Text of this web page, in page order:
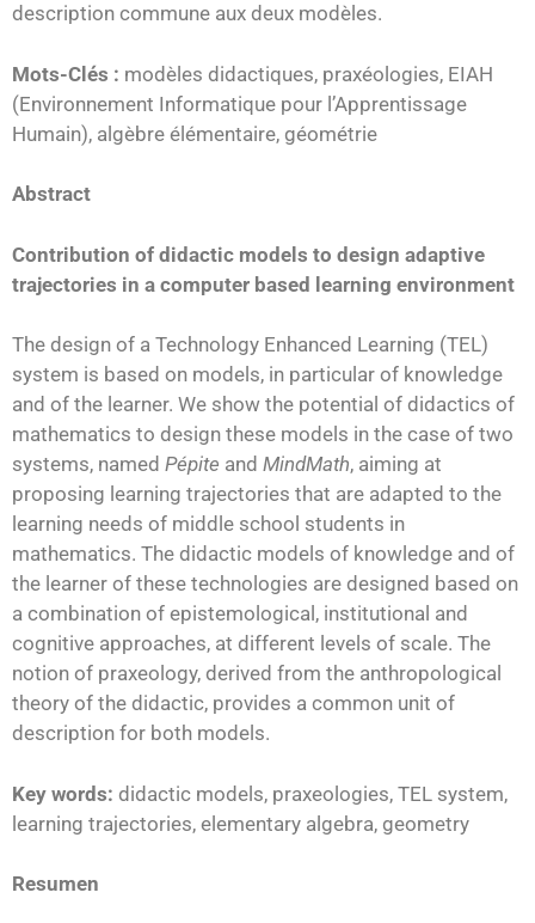
description commune aux deux modèles.
Mots-Clés : modèles didactiques, praxéologies, EIAH
(Environnement Informatique pour l’Apprentissage
Humain), algèbre élémentaire, géométrie
Abstract
Contribution of didactic models to design adaptive
trajectories in a computer based learning environment
The design of a Technology Enhanced Learning (TEL)
system is based on models, in particular of knowledge
and of the learner. We show the potential of didactics of
mathematics to design these models in the case of two
systems, named Pépite and MindMath, aiming at
proposing learning trajectories that are adapted to the
learning needs of middle school students in
mathematics. The didactic models of knowledge and of
the learner of these technologies are designed based on
a combination of epistemological, institutional and
cognitive approaches, at different levels of scale. The
notion of praxeology, derived from the anthropological
theory of the didactic, provides a common unit of
description for both models.
Key words: didactic models, praxeologies, TEL system,
learning trajectories, elementary algebra, geometry
Resumen